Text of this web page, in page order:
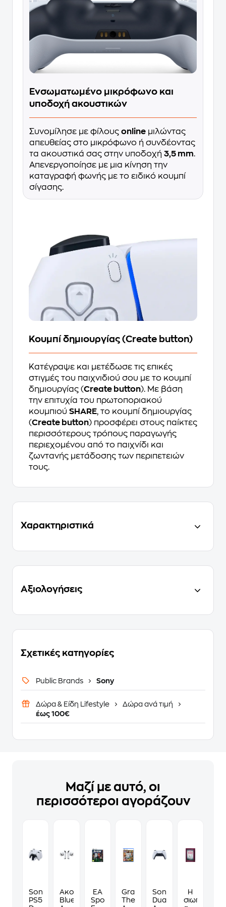
Ενσωματωμένο μικρόφωνο και
υποδοχή ακουστικών
Συνομίλησε με φίλους online μιλώντας
απευθείας στο μικρόφωνο ή συνδέοντας
τα ακουστικά σας στην υποδοχή 3,5 mm.
Απενεργοποίησε με μια κίνηση την
καταγραφή φωνής με το ειδικό κουμπί
σίγασης.
Κουμπί δημιουργίας (Create button)
Κατέγραψε και μετέδωσε τις επικές
στιγμές του παιχνιδιού σου με το κουμπί
δημιουργίας (Create button). Με βάση
την επιτυχία του πρωτοποριακού
κουμπιού SHARE, το κουμπί δημιουργίας
(Create button) προσφέρει στους παίκτες
περισσότερους τρόπους παραγωγής
περιεχομένου από το παιχνίδι και
ζωντανής μετάδοσης των περιπετειών
τους.
Χαρακτηριστικά
Αξιολογήσεις
Σχετικές κατηγορίες
Public Brands Sony
Δώρα & Είδη Lifestyle
Δώρα ανά τιμή
έως 100€
Μαζί με αυτό, οι
περισσότεροι αγοράζουν
Sony
PS5
Ακουστικά
Bluetooth
EA
Sports
Grand
Theft
Sony
DualSense
Η
σιωπηλή